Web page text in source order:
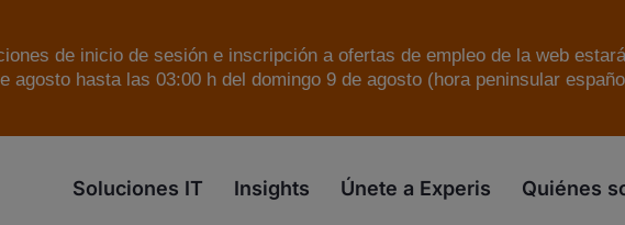
de inicio de sesión e inscripción a ofertas de empleo de la web
agosto hasta las 03:00 h del domingo 9 de agosto (hora peninsular
Soluciones IT Insights Únete a Experis Quiénes